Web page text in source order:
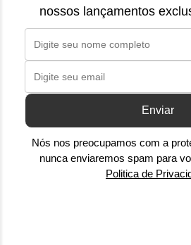
nossos lançamentos
Enviar
Nós nos preocupamos com a
nunca enviaremos spam para
Politica de